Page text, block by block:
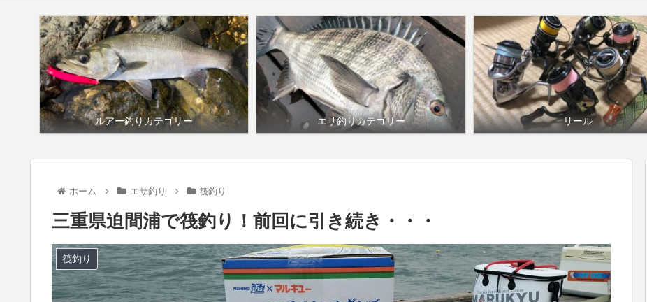
ルアー釣りカテゴリー エサ釣りカテゴリー リール
ホーム エサ釣り 筏釣り
三重県迫間浦で筏釣り！前回に引き続き・・・
筏釣り